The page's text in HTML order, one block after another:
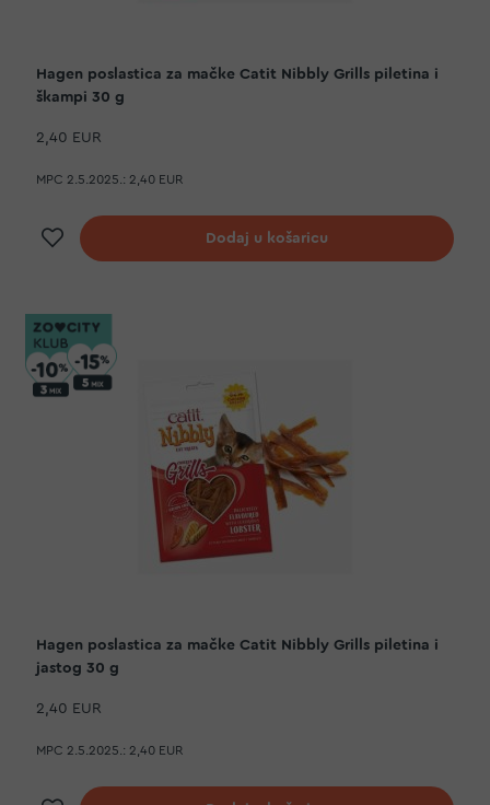
Hagen poslastica za mačke Catit Nibbly Grills piletina i
škampi 30 g
2,40 EUR
MPC 2.5.2025.: 2,40 EUR
Dodaj na listu želja
Dodaj u košaricu
Hagen poslastica za mačke Catit Nibbly Grills piletina i
jastog 30 g
2,40 EUR
MPC 2.5.2025.: 2,40 EUR